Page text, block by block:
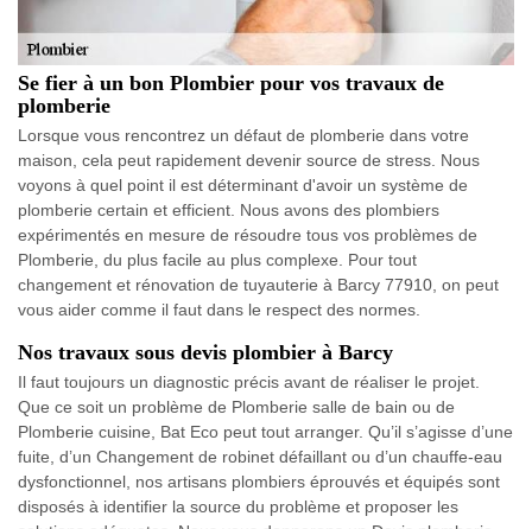
Se fier à un bon Plombier pour vos travaux de
plomberie
Lorsque vous rencontrez un défaut de plomberie dans votre
maison, cela peut rapidement devenir source de stress. Nous
voyons à quel point il est déterminant d'avoir un système de
plomberie certain et efficient. Nous avons des plombiers
expérimentés en mesure de résoudre tous vos problèmes de
Plomberie, du plus facile au plus complexe. Pour tout
changement et rénovation de tuyauterie à Barcy 77910, on peut
vous aider comme il faut dans le respect des normes.
Nos travaux sous devis plombier à Barcy
Il faut toujours un diagnostic précis avant de réaliser le projet.
Que ce soit un problème de Plomberie salle de bain ou de
Plomberie cuisine, Bat Eco peut tout arranger. Qu’il s’agisse d’une
fuite, d’un Changement de robinet défaillant ou d’un chauffe-eau
dysfonctionnel, nos artisans plombiers éprouvés et équipés sont
disposés à identifier la source du problème et proposer les